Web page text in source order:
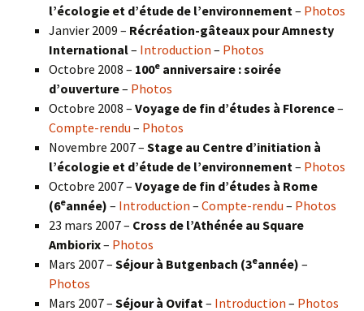
l’écologie et d’étude de l’environnement – Photos
Janvier 2009 – Récréation-gâteaux pour Amnesty
International– Introduction – Photos
Octobre 2008 – 100e anniversaire : soirée
d’ouverture– Photos
Octobre 2008 – Voyage de fin d’études à Florence–
Compte-rendu – Photos
Novembre 2007 – Stage au Centre d’initiation à
l’écologie et d’étude de l’environnement – Photos
Octobre 2007 – Voyage de fin d’études à Rome
(6eannée) – Introduction – Compte-rendu – Photos
23 mars 2007 – Cross de l’Athénée au Square
Ambiorix– Photos
Mars 2007 – Séjour à Butgenbach (3eannée) –
Photos
Mars 2007 – Séjour à Ovifat – Introduction – Photos